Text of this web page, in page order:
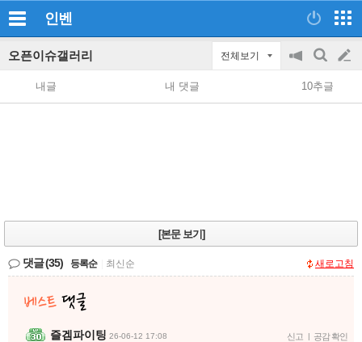
인벤
오픈이슈갤러리 전체보기
공
지
on/off
검
색
글
쓰
내글 내 댓글 10추글
[본문 보기]
댓글(35) 등록순 최신순 새로고침
즐겜파이팅 26-06-12 17:08 신고 | 공감 확인